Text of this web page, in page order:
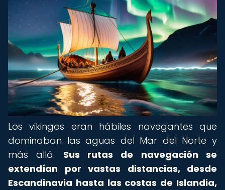
Los vikingos eran hábiles navegantes que
dominaban las aguas del Mar del Norte y
más allá. Sus rutas de navegación se
extendían por vastas distancias, desde
Escandinavia hasta las costas de Islandia,